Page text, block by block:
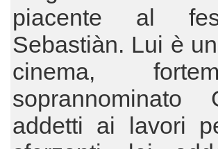
piacente al
Sebastiàn. Lui è
cinema,
addetti ai lavori